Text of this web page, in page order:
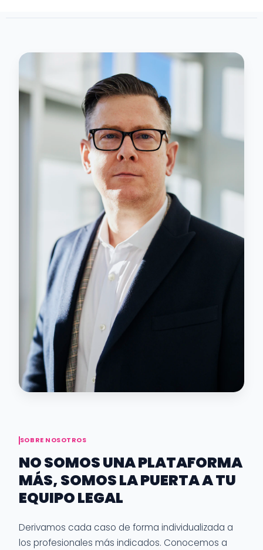
SOBRE NOSOTROS
NO SOMOS UNA PLATAFORMA
MÁS, SOMOS LA PUERTA A TU
EQUIPO LEGAL
Derivamos cada caso de forma individualizada a
los profesionales más indicados. Conocemos a